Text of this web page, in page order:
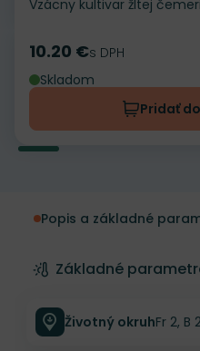
Vzácny kultivar žltej
Cena
10.20 €s DPH
Skladom
Pridať
Popis a základné
Základné
Životný okruhFr 2, B